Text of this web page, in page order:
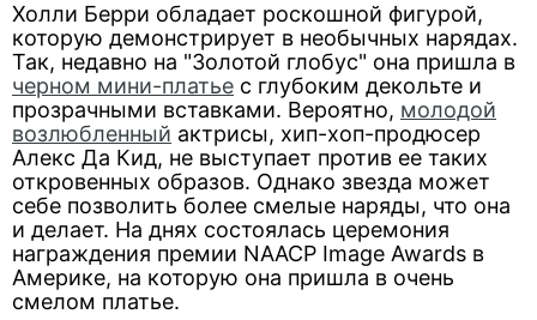
Холли Берри обладает роскошной фигурой,
которую демонстрирует в необычных нарядах.
Так, недавно на "Золотой глобус" она пришла в
черном мини-платье с глубоким декольте и
прозрачными вставками. Вероятно, молодой
возлюбленный актрисы, хип-хоп-продюсер
Алекс Да Кид, не выступает против ее таких
откровенных образов. Однако звезда может
себе позволить более смелые наряды, что она
и делает. На днях состоялась церемония
награждения премии NAACP Image Awards в
Америке, на которую она пришла в очень
смелом платье.